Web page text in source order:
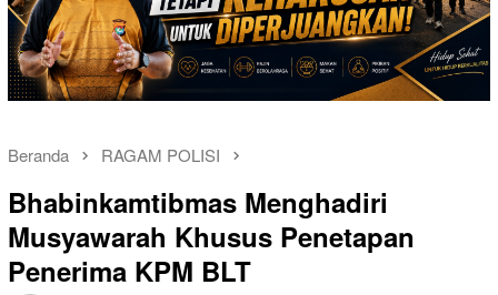
Beranda RAGAM POLISI
Bhabinkamtibmas Menghadiri
Musyawarah Khusus Penetapan
Penerima KPM BLT